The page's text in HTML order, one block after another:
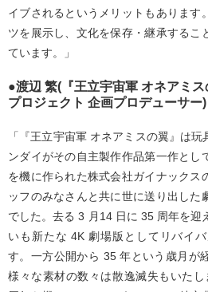
イブされるというメリットもあります
ツを展示し、文化を保存・継承するこ
ています。」
●渡辺 繁(『王立宇宙軍 オネアミ
プロジェクト 企画プロデューサー)
「『王立宇宙軍 オネアミスの翼』は
ンダイがその自主製作作品第一作とし
を機に作られた株式会社ガイナックス
ッフのみなさんと共に世に送り出した
でした。去る 3 月14 日に 35 周年を迎
いも新たな 4K 劇場版としてリバイ
す。一方公開から 35 年という歳月が
様々な素材の数々は散逸滅失もいた